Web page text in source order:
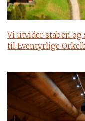
Vi utvider staben
til Eventyrlige